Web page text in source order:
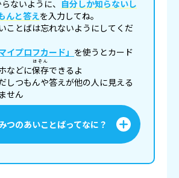
ないように、 自分しか知らないし
んと答えを入力してね。
ことばは忘れないようにしてくだ
イプロフカード」 を使うとカード
などに保存
ほぞん
できるよ
しつもんや答えが他の人に見える
せん
つのあいことばってなに？